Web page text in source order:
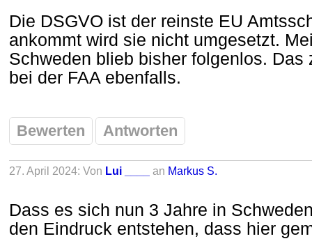
Die DSGVO ist der reinste EU
ankommt wird sie nicht umgesetzt.
Schweden blieb bisher folgenlos. Das
bei der FAA ebenfalls.
Bewerten Antworten
27. April 2024: Von Lui ____ an Markus S.
Dass es sich nun 3 Jahre in
den Eindruck entstehen, dass hier